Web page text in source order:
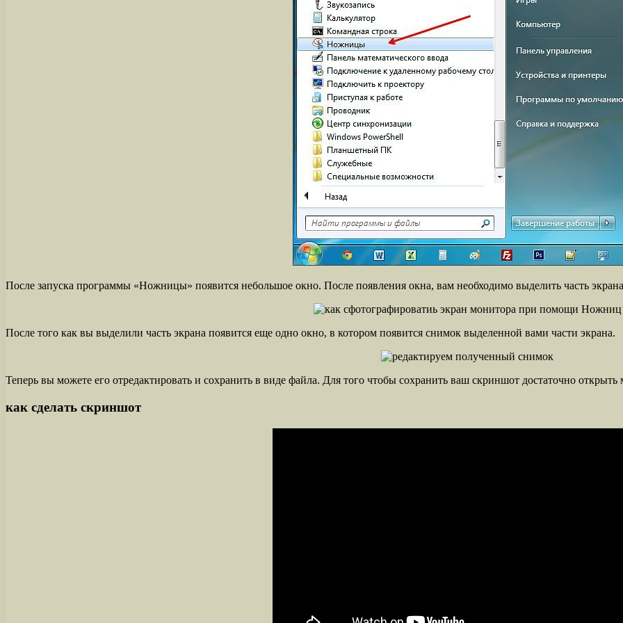
После запуска программы «Ножницы» появится небольшое окно. После появления окна, вам необходимо выделить часть
После того как вы выделили часть экрана появится еще одно окно, в котором появится снимок выделенной вами части экрана.
Теперь вы можете его отредактировать и сохранить в виде файла. Для того чтобы сохранить ваш скриншот достаточно
как сделать скриншот